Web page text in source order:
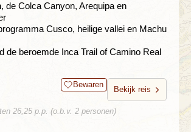
de Colca Canyon, Arequipa en
Cusco, heilige vallei en Machu
de beroemde Inca Trail of Camino Real
Bewaren
Bekijk reis
26,25 p.p. (o.b.v. 2 personen)